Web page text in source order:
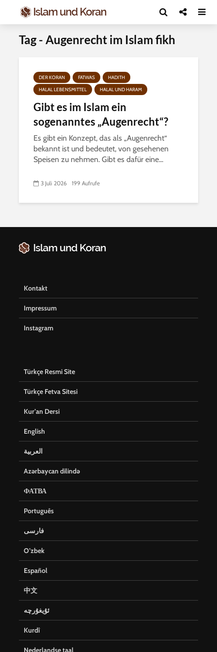
Tag - Augenrecht im Islam fikh
DER KORAN FATWAS
HADITH
HALAL LEBENSMITTEL
HALAL UND HARAM
Gibt es im Islam ein
sogenanntes „Augenrecht“?
Es gibt ein Konzept, das als „Augenrecht“
bekannt ist und bedeutet, von gesehenen
Speisen zu nehmen. Gibt es dafür eine...
3 Juli 2026 199 Aufrufe
Kontakt
Impressum
Instagram
Türkçe Resmi Site
Türkçe Fetva Sitesi
Kur’an Dersi
English
العربية
Azərbaycan dilində
ФАТВА
Português
فارسی
O’zbek
Español
中文
ئۇيغۇرچە
Kurdî
Nederlandse taal